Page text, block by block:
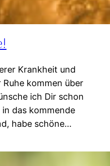
Krankheit und
kommen über
ich Dir schon
das kommende
habe schöne…